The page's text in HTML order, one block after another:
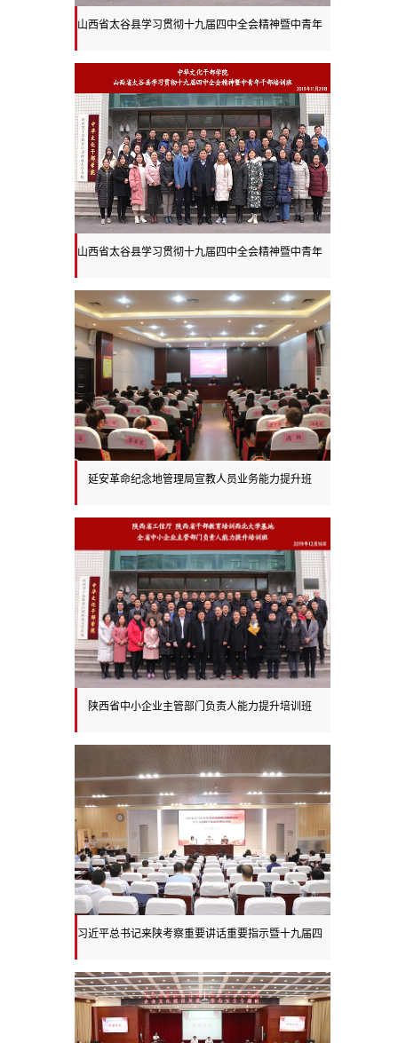
山西省太谷县学习贯彻十九届四中全会精神暨中青年
干部培训班开班
山西省太谷县学习贯彻十九届四中全会精神暨中青年
干部培训班
延安革命纪念地管理局宣教人员业务能力提升班
陕西省中小企业主管部门负责人能力提升培训班
习近平总书记来陕考察重要讲话重要指示暨十九届四
中全会精神培训班